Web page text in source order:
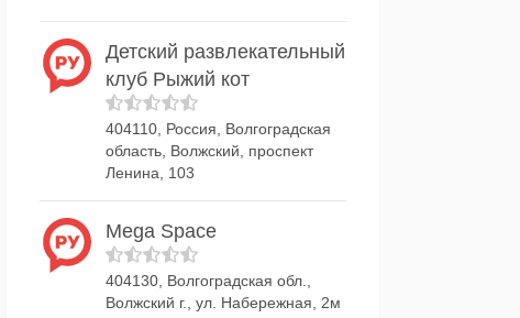
Детский развлекательный
клуб Рыжий кот
404110, Россия, Волгоградская
область, Волжский, проспект
Ленина, 103
Mega Space
404130, Волгоградская обл.,
Волжский г., ул. Набережная, 2м